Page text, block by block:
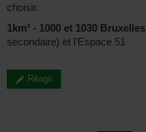
choisir.
1km² - 1000 et 1030 Bruxelles
secondaire) et l’Espace 51
Réagir